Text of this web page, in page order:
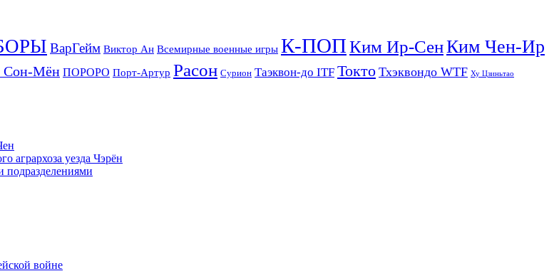
ВарГейм Виктор Ан Всемирные военные игры К-ПОПКим Ир-СенКим Чен-Ир
Мён ПОРОРО Порт-Артур Расон Сурион Таэквон-до ITF Токто Тхэквондо WTF Ху Цзиньтао
агрархоза уезда Чэрён
подразделениями
войне